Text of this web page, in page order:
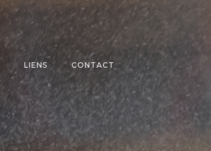
LIENS CONTACT